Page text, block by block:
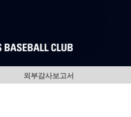
외부감사보고서